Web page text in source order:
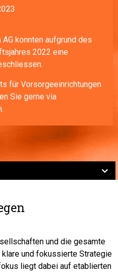
konnten aufgrund des
2022 eine
für Vorsorgeeinrichtungen
Sie gerne via
und die gesamte
und fokussierte Strategie
liegt dabei auf etablierten